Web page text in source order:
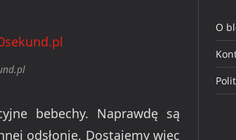
bebechy. Naprawdę są
odsłonie. Dostajemy więc
O